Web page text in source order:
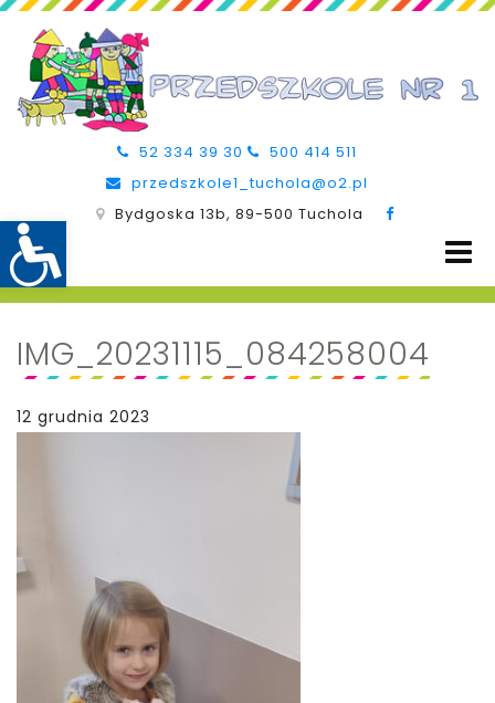
52 334 39 30
500 414 511
przedszkole1_tuchola@o2.pl
Bydgoska 13b, 89-500 Tuchola
IMG_20231115_084258004
12 grudnia 2023